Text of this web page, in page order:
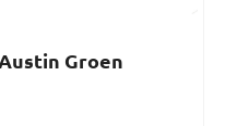
Groen